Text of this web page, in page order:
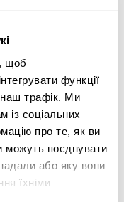
щоб
функції
наш трафік. Ми
із соціальних
про те, як ви
можуть поєднувати
або яку вони
їхніми
taking a bribe by the
this was a
note was
his life in jail,
for our alcohol client
alcoholic beverages